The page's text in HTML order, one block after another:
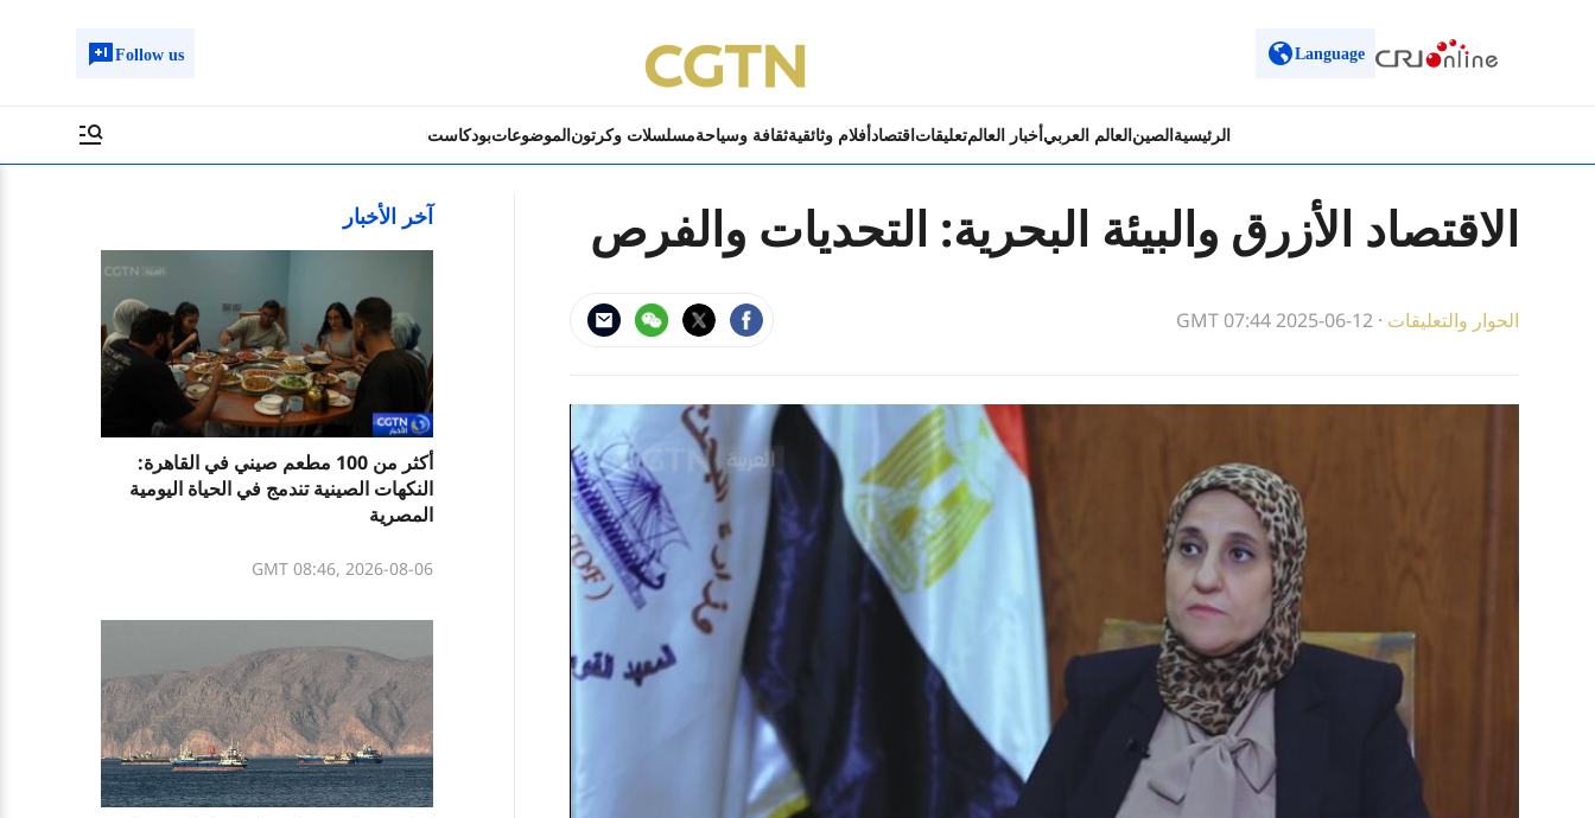
Language
Follow us
الرئيسية الصين العالم العربي أخبار العالمتعليقات اقتصاد أفلام وثائقيةثقافة وسياحةمسلسلات وكرتون الموضوعاتبودكاست
الاقتصاد الأزرق والبيئة البحرية: التحديات والفرص
الحوار والتعليقات ·
GMT 07:44 2025-06-12
آخر الأخبار
أكثر من 100 مطعم صيني في القاهرة:
النكهات الصينية تندمج في الحياة اليومية
المصرية
GMT 08:46, 2026-08-06